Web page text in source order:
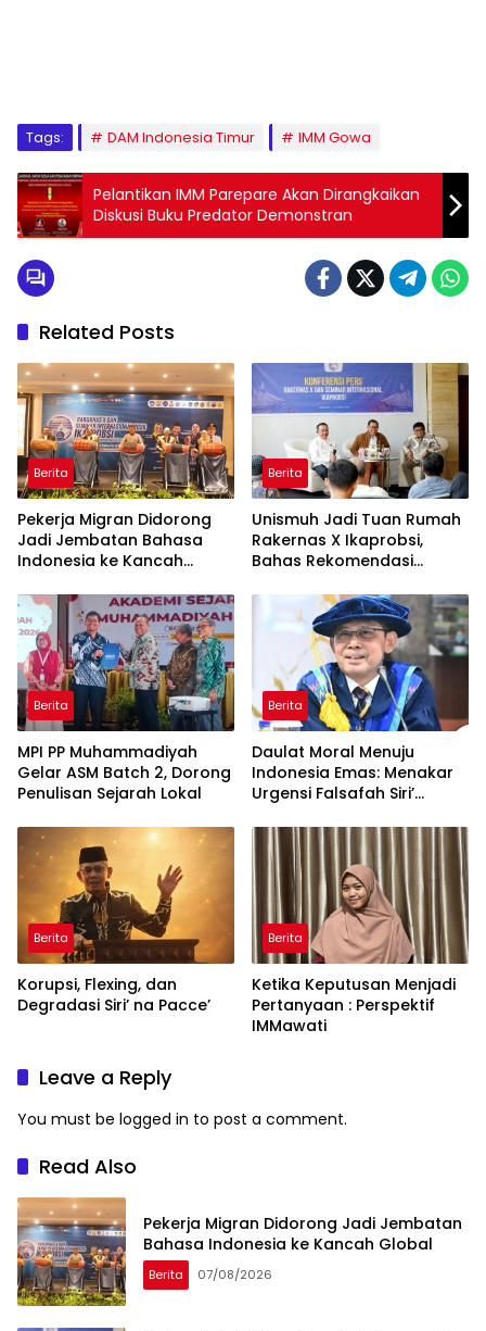
Tags: DAM Indonesia Timur IMM Gowa
Pelantikan IMM Parepare Akan Dirangkaikan
Diskusi Buku Predator Demonstran
Related Posts
Berita
Pekerja Migran Didorong
Jadi Jembatan Bahasa
Indonesia ke Kancah
Berita
Unismuh Jadi Tuan Rumah
Rakernas X Ikaprobsi,
Bahas Rekomendasi
Indonesia di Tingkat
Global
Berita
MPI PP Muhammadiyah
Gelar ASM Batch 2, Dorong
Penulisan Sejarah Lokal
Berita
Daulat Moral Menuju
Indonesia Emas: Menakar
Urgensi Falsafah Siri’
Ancaman Kleptokrasi
Berita
Korupsi, Flexing, dan
Degradasi Siri’ na Pacce’
Berita
Ketika Keputusan Menjadi
Pertanyaan : Perspektif
IMMawati
Leave a Reply
You must be logged in to post a comment.
Read Also
Pekerja Migran Didorong Jadi Jembatan
Bahasa Indonesia ke Kancah Global
Berita 07/08/2026